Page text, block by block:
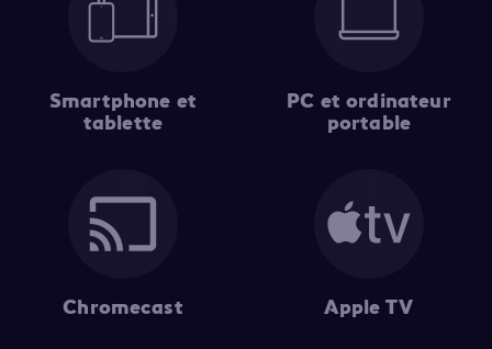
Smartphone et
tablette
PC et ordinateur
portable
Chromecast Apple TV